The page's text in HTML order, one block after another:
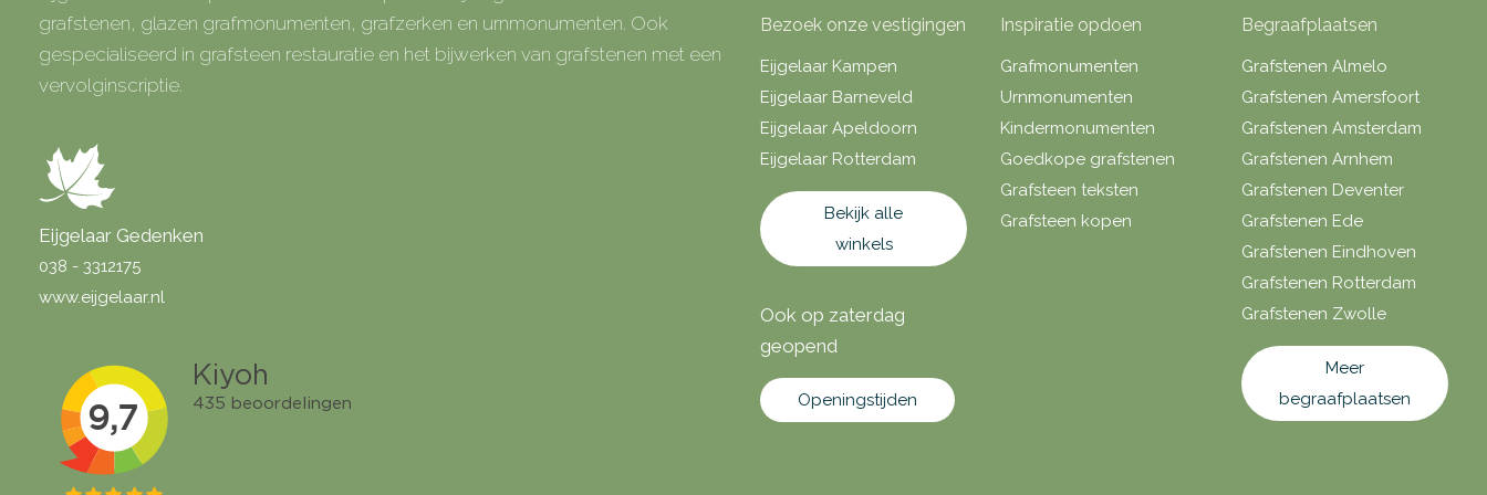
grafstenen, glazen grafmonumenten, grafzerken en urnmonumenten. Ook
gespecialiseerd in grafsteen restauratie en het bijwerken van grafstenen met een
vervolginscriptie.
Eijgelaar Gedenken
038 - 3312175
www.eijgelaar.nl
Bezoek onze vestigingen
Eijgelaar Kampen
Eijgelaar Barneveld
Eijgelaar Apeldoorn
Eijgelaar Rotterdam
Bekijk alle
winkels
Ook op zaterdag
geopend
Openingstijden
Inspiratie opdoen
Grafmonumenten
Urnmonumenten
Kindermonumenten
Goedkope grafstenen
Grafsteen teksten
Grafsteen kopen
Begraafplaatsen
Grafstenen Almelo
Grafstenen Amersfoort
Grafstenen Amsterdam
Grafstenen Arnhem
Grafstenen Deventer
Grafstenen Ede
Grafstenen Eindhoven
Grafstenen Rotterdam
Grafstenen Zwolle
Meer
begraafplaatsen